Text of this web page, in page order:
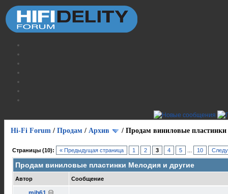
Hi-Fi Forum / Продам / Архив / Продам виниловые пластинки
Страницы (10): « Предыдущая страница 1 2 3 4 5 10
Продам виниловые пластинки Мелодия и другие
Автор Сообщение